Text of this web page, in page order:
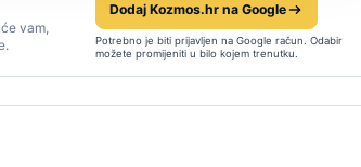
vam,
Dodaj Kozmos.hr na Google
Potrebno je biti prijavljen na Google račun. Odabir
možete promijeniti u bilo kojem trenutku.